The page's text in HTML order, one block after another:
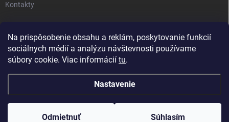
Na prispôsobenie obsahu a reklám, poskytovanie funkcií
sociálnych médií a analýzu návštevnosti používame
súbory cookie. Viac informácií tu.
Nastavenie
Odmietnuť Súhlasím
Kontakty
NOVINKY
Novinky v našom e-shope
Copyright 2026Herbarius. Všetky práva vyhradené.Upraviť nastavenie